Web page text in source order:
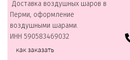
Доставка воздушных шаров в
Перми, оформление
воздушными шарами.
ИНН 590583469032
как заказать